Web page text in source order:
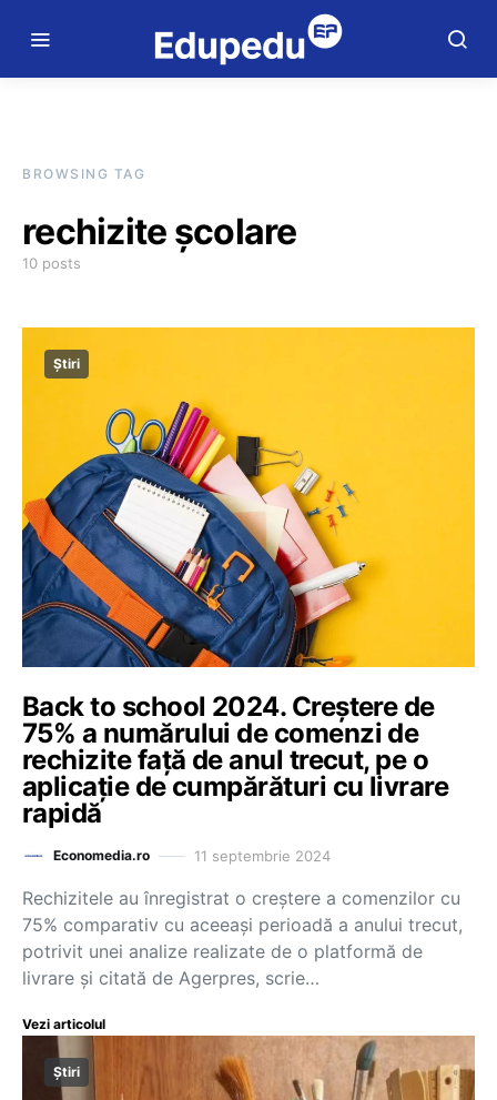
BROWSING TAG
rechizite școlare
10 posts
Știri
Back to school 2024. Creștere de
75% a numărului de comenzi de
rechizite față de anul trecut, pe o
aplicație de cumpărături cu livrare
rapidă
Economedia.ro 11 septembrie 2024
Rechizitele au înregistrat o creştere a comenzilor cu
75% comparativ cu aceeaşi perioadă a anului trecut,
potrivit unei analize realizate de o platformă de
livrare și citată de Agerpres, scrie…
Vezi articolul
Știri